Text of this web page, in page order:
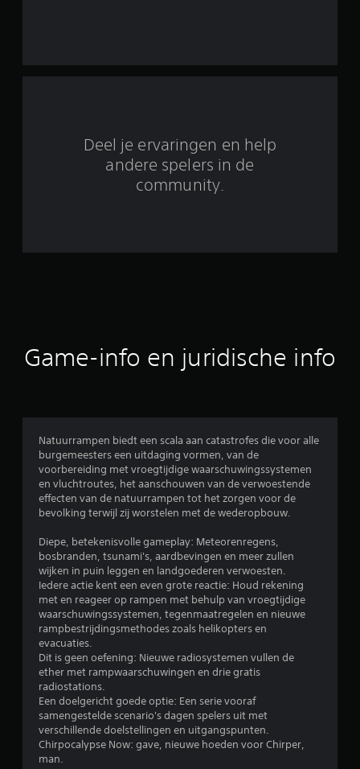
i
b
o
e
l
i
g
e
n
Deel je ervaringen en help
andere spelers in de
community.
Game-info en juridische info
Natuurrampen biedt een scala aan catastrofes die voor alle
burgemeesters een uitdaging vormen, van de
voorbereiding met vroegtijdige waarschuwingssystemen
en vluchtroutes, het aanschouwen van de verwoestende
effecten van de natuurrampen tot het zorgen voor de
bevolking terwijl zij worstelen met de wederopbouw.
Diepe, betekenisvolle gameplay: Meteorenregens,
bosbranden, tsunami's, aardbevingen en meer zullen
wijken in puin leggen en landgoederen verwoesten.
Iedere actie kent een even grote reactie: Houd rekening
met en reageer op rampen met behulp van vroegtijdige
waarschuwingssystemen, tegenmaatregelen en nieuwe
rampbestrijdingsmethodes zoals helikopters en
evacuaties.
Dit is geen oefening: Nieuwe radiosystemen vullen de
ether met rampwaarschuwingen en drie gratis
radiostations.
Een doelgericht goede optie: Een serie vooraf
samengestelde scenario's dagen spelers uit met
verschillende doelstellingen en uitgangspunten.
Chirpocalypse Now: gave, nieuwe hoeden voor Chirper,
man.